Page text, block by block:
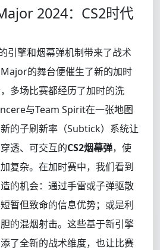
2024：CS2时代
引擎和烟幕弹机制带来了战术
的舞台便催生了新的加时
多场比赛都经历了加时的洗
与Team Spirit在一张地图
的子刷新率（Subtick）系统让
透、可交互的CS2烟幕弹，使
复杂。在加时赛中，我们看到
的机会：通过手雷或子弹驱散
暂但致命的信息优势；或是利
的混烟射击。这些基于新引擎
了全新的战术维度，也让比赛